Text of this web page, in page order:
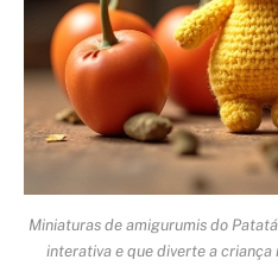
Miniaturas de amigurumis do
interativa e que diverte a criança